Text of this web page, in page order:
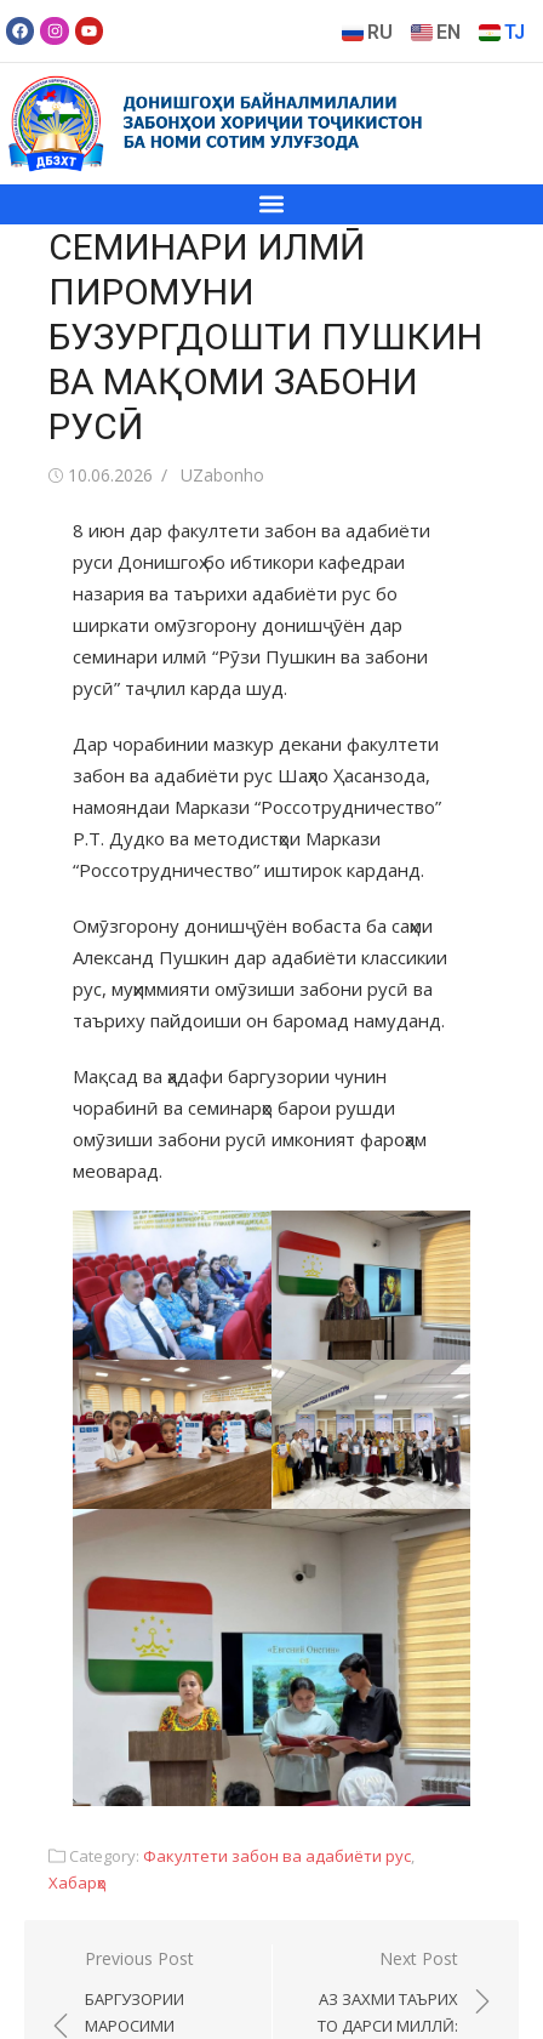
RU EN TJ
СЕМИНАРИ ИЛМӢ
ПИРОМУНИ
БУЗУРГДОШТИ ПУШКИН
ВА МАҚОМИ ЗАБОНИ
РУСӢ
10.06.2026 UZabonho
8 июн дар факултети забон ва адабиёти
руси Донишгоҳ бо ибтикори кафедраи
назария ва таърихи адабиёти рус бо
ширкати омӯзгорону донишҷӯён дар
семинари илмӣ “Рӯзи Пушкин ва забони
русӣ” таҷлил карда шуд.
Дар чорабинии мазкур декани факултети
забон ва адабиёти рус Шаҳло Ҳасанзода,
намояндаи Маркази “Россотрудничество”
Р.Т. Дудко ва методистҳои Маркази
“Россотрудничество” иштирок карданд.
Омӯзгорону донишҷӯён вобаста ба саҳми
Александ Пушкин дар адабиёти классикии
рус, муҳиммияти омӯзиши забони русӣ ва
таъриху пайдоиши он баромад намуданд.
Мақсад ва ҳадафи баргузории чунин
чорабинӣ ва семинарҳо барои рушди
омӯзиши забони русӣ имконият фароҳам
меоварад.
Category: Факултети забон ва адабиёти рус,
Хабарҳо
Previous Post
БАРГУЗОРИИ
МАРОСИМИ
Next Post
АЗ ЗАХМИ ТАЪРИХ
ТО ДАРСИ МИЛЛӢ: